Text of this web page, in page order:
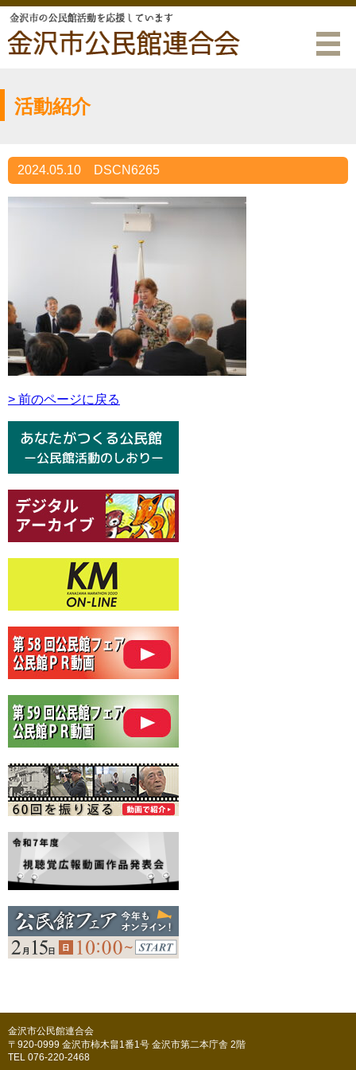
活動紹介
2024.05.10 DSCN6265
> 前のページに戻る
金沢市公民館連合会
〒920-0999 金沢市柿木畠1番1号 金沢市第二本庁舎 2階
TEL 076-220-2468